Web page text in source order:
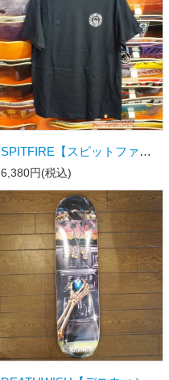
SPITFIRE【スピットファイアーTシャツ】 CLASSIC SWIRL PAISLEY NAVY Ｌサイズ
6,380円(税込)